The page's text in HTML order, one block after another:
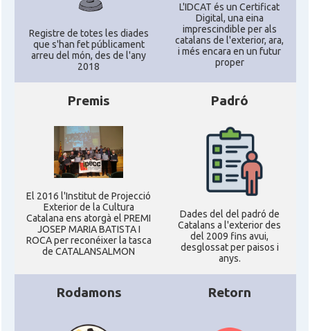
Registre de totes les diades
que s'han fet públicament
arreu del món, des de l'any
2018
L'IDCAT és un Certificat
Digital, una eina
imprescindible per als
catalans de l'exterior, ara,
i més encara en un futur
proper
Premis
El 2016 l'Institut de Projecció
Exterior de la Cultura
Catalana ens atorgà el PREMI
JOSEP MARIA BATISTA I
ROCA per reconéixer la tasca
de CATALANSALMON
Padró
Dades del del padró de
Catalans a l'exterior des
del 2009 fins avui,
desglossat per paisos i
anys.
Rodamons Retorn